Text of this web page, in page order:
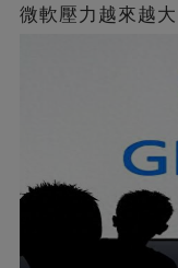
微軟壓力越來越大